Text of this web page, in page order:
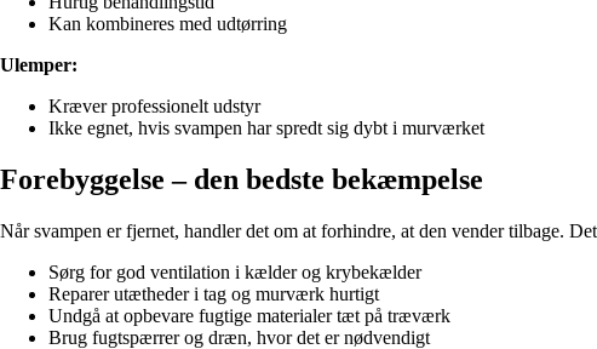
Kan kombineres med udtørring
Ulemper:
Kræver professionelt udstyr
Ikke egnet, hvis svampen har spredt sig dybt i murværket
Forebyggelse – den bedste bekæmpelse
Når svampen er fjernet, handler det om at forhindre, at den vender tilbage.
Sørg for god ventilation i kælder og krybekælder
Reparer utætheder i tag og murværk hurtigt
Undgå at opbevare fugtige materialer tæt på træværk
Brug fugtspærrer og dræn, hvor det er nødvendigt